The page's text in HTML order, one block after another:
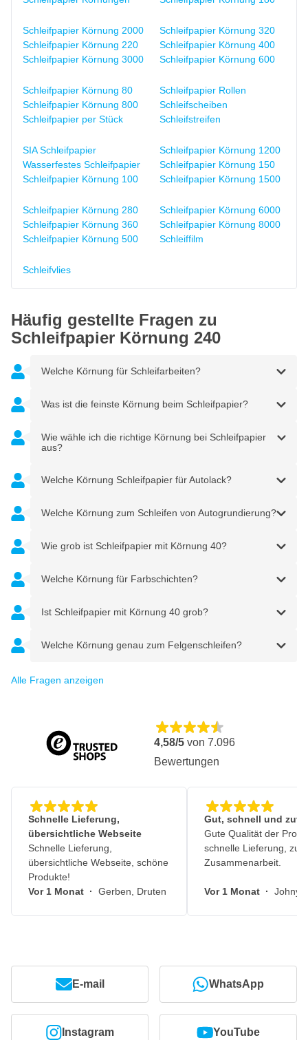
Schleifpapier Körnung 2000
Schleifpapier Körnung 220
Schleifpapier Körnung 3000
Schleifpapier Körnung 320
Schleifpapier Körnung 400
Schleifpapier Körnung 600
Schleifpapier Körnung 80
Schleifpapier Körnung 800
Schleifpapier per Stück
Schleifpapier Rollen
Schleifscheiben
Schleifstreifen
SIA Schleifpapier
Wasserfestes Schleifpapier
Schleifpapier Körnung 100
Schleifpapier Körnung 1200
Schleifpapier Körnung 150
Schleifpapier Körnung 1500
Schleifpapier Körnung 280
Schleifpapier Körnung 360
Schleifpapier Körnung 500
Schleifpapier Körnung 6000
Schleifpapier Körnung 8000
Schleiffilm
Schleifvlies
Häufig gestellte Fragen zu
Schleifpapier Körnung 240
Welche Körnung für Schleifarbeiten?
Was ist die feinste Körnung beim Schleifpapier?
Wie wähle ich die richtige Körnung bei Schleifpapier
aus?
Welche Körnung Schleifpapier für Autolack?
Welche Körnung zum Schleifen von Autogrundierung?
Wie grob ist Schleifpapier mit Körnung 40?
Welche Körnung für Farbschichten?
Ist Schleifpapier mit Körnung 40 grob?
Welche Körnung genau zum Felgenschleifen?
Alle Fragen anzeigen
4,58/5 von 7.096
Bewertungen
Schnelle Lieferung,
übersichtliche Webseite
Schnelle Lieferung,
übersichtliche Webseite, schöne
Produkte!
Vor 1 Monat · Gerben, Druten
Gut, schnell und
Gute Qualität der
schnelle Lieferung,
Zusammenarbeit.
Vor 1 Monat · Johny,
E-mail WhatsApp
Instagram YouTube